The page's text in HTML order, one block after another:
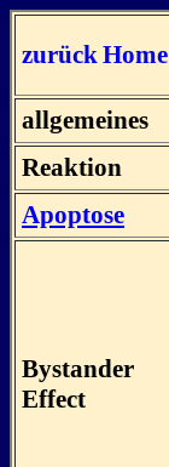
zurückHome
allgemeines
Reaktion
Apoptose
Bystander
Effect